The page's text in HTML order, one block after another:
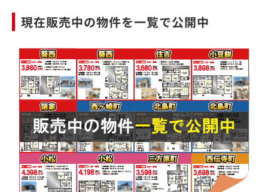
現在販売中の物件を一覧で公開中